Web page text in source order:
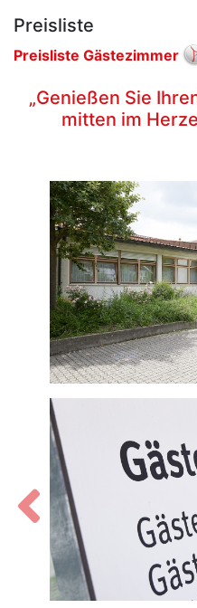
Preisliste
Preisliste Gästezimmer
„Genießen Sie
mitten im